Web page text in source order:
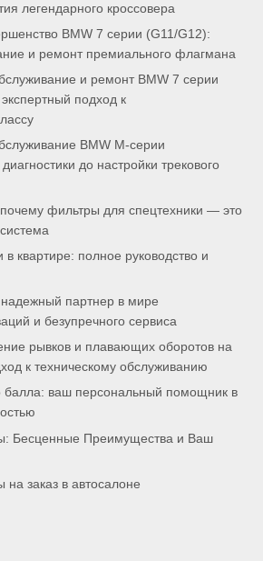
легендарного кроссовера
BMW 7 серии (G11/G12):
и ремонт премиального флагмана
и ремонт BMW 7 серии
подход к
BMW M-серии
до настройки трекового
почему фильтры для спецтехники — это
в квартире: полное руководство и
партнер в мире
и безупречного сервиса
рывков и плавающих оборотов на
к техническому обслуживанию
балла: ваш персональный помощник в
Бесценные Преимущества и Ваш
заказ в автосалоне